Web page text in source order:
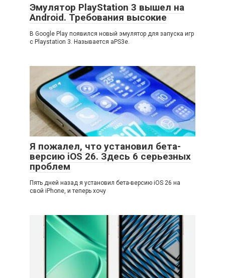
Эмулятор PlayStation 3 вышел на
Android. Требования высокие
В Google Play появился новый эмулятор для запуска игр
с Playstation 3. Называется aPS3e.
Я пожалел, что установил бета-
версию iOS 26. Здесь 6 серьезных
проблем
Пять дней назад я установил бета-версию iOS 26 на
свой iPhone, и теперь хочу